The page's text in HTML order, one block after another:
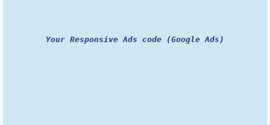
Your Responsive Ads code (Google Ads)